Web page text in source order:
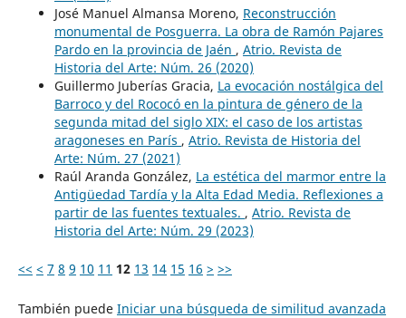
José Manuel Almansa Moreno, Reconstrucción
monumental de Posguerra. La obra de Ramón Pajares
Pardo en la provincia de Jaén , Atrio. Revista de
Historia del Arte: Núm. 26 (2020)
Guillermo Juberías Gracia, La evocación nostálgica del
Barroco y del Rococó en la pintura de género de la
segunda mitad del siglo XIX: el caso de los artistas
aragoneses en París , Atrio. Revista de Historia del
Arte: Núm. 27 (2021)
Raúl Aranda González, La estética del marmor entre la
Antigüedad Tardía y la Alta Edad Media. Reflexiones a
partir de las fuentes textuales. , Atrio. Revista de
Historia del Arte: Núm. 29 (2023)
<< < 7 8 9 10 11 12 13 14 15 16 > >>
También puede Iniciar una búsqueda de similitud avanzada